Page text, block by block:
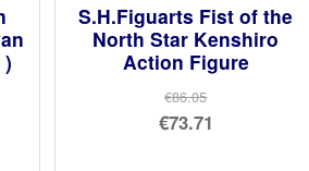
S.H.Figuarts Fist of the
North Star Kenshiro
Action Figure
€86.05
El
€73.71